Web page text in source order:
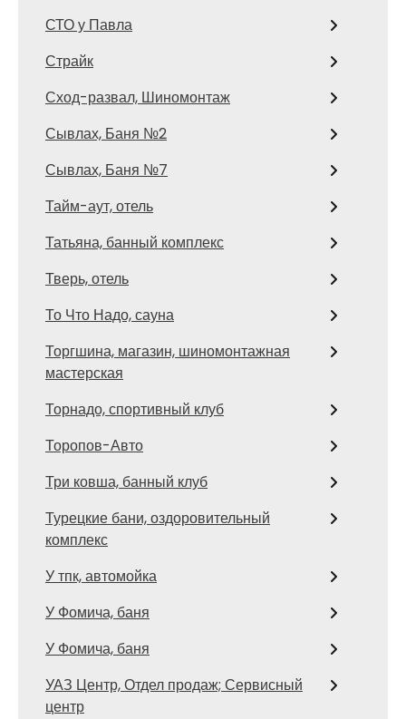
СТО у Павла
Страйк
Сход-развал, Шиномонтаж
Сывлах, Баня №2
Сывлах, Баня №7
Тайм-аут, отель
Татьяна, банный комплекс
Тверь, отель
То Что Надо, сауна
Торгшина, магазин, шиномонтажная
мастерская
Торнадо, спортивный клуб
Торопов-Авто
Три ковша, банный клуб
Турецкие бани, оздоровительный
комплекс
У тпк, автомойка
У Фомича, баня
У Фомича, баня
УАЗ Центр, Отдел продаж; Сервисный
центр